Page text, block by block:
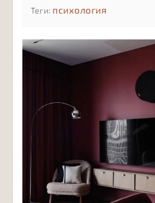
разместить комплекс на
ухаживать за деревом,
чтобы комплекс служил
безопасным.
Теги: психология